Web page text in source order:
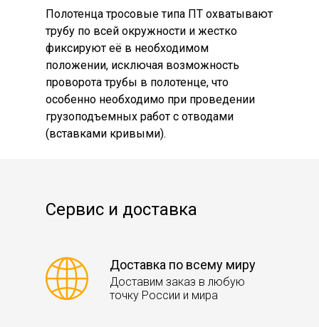
Полотенца тросовые типа ПТ охватывают
трубу по всей окружности и жестко
фиксируют её в необходимом
положении, исключая возможность
проворота трубы в полотенце, что
особенно необходимо при проведении
грузоподъемных работ с отводами
(вставками кривыми).
Сервис и доставка
Доставка по всему миру
Доставим заказ в любую
точку России и мира